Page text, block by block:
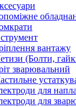
вантажу
(Болти,
зварювальний
для
для